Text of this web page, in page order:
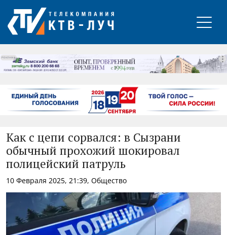
РЕКЛАМА
Как с цепи сорвался: в Сызрани
обычный прохожий шокировал
полицейский патруль
10 Февраля 2025, 21:39, Общество